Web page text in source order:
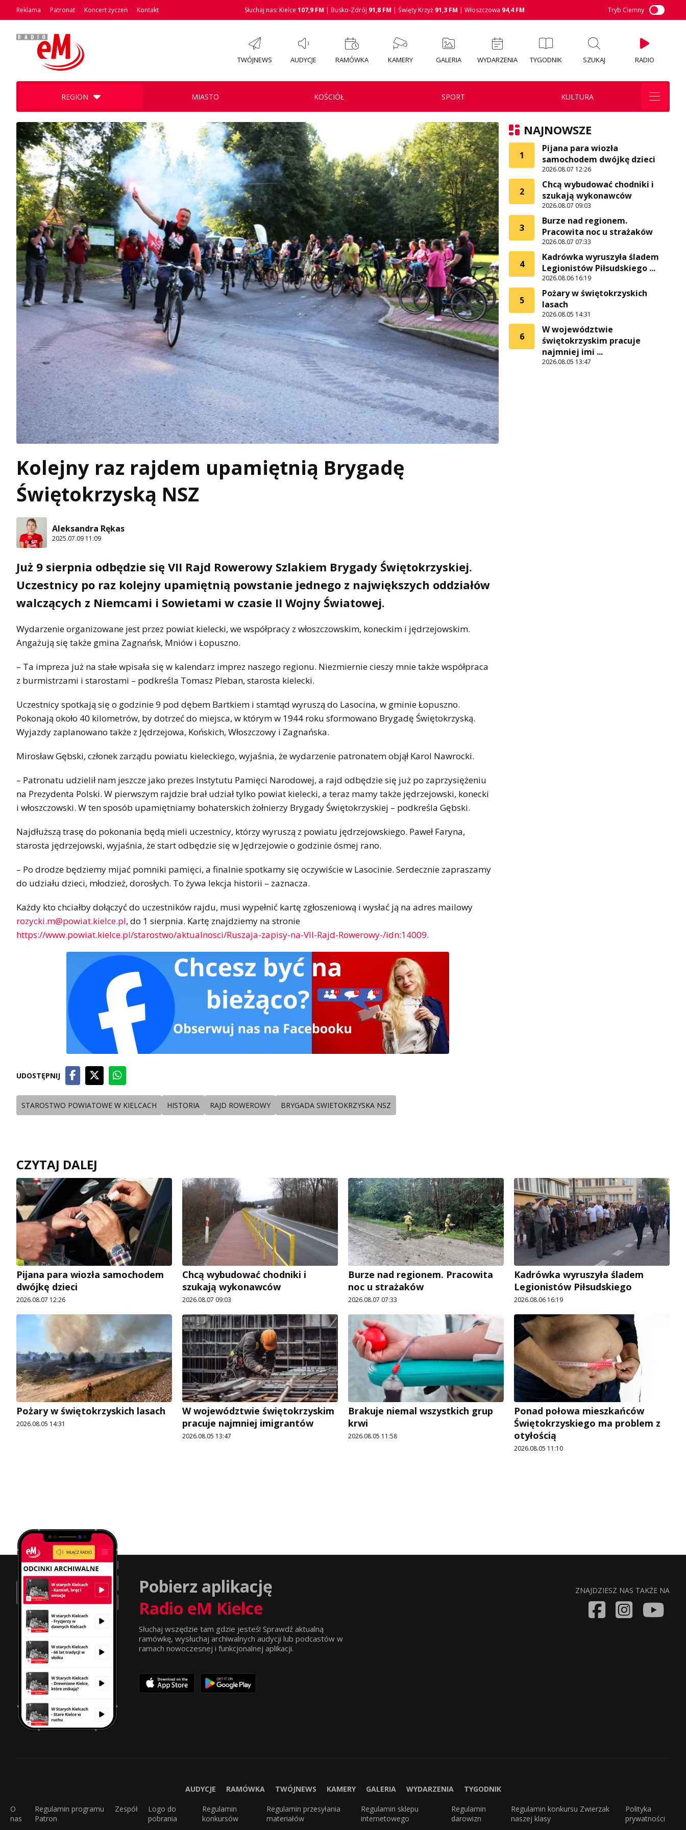
Reklama Patronat Koncert życzeń Kontakt Słuchaj nas: Kielce 107,9 FM | Busko-Zdrój 91,8 FM | Święty Krzyż 91,3 FM | Włoszczowa 94,4 FM Tryb Ciemny
TWÓJNEWS AUDYCJE RAMÓWKA KAMERY GALERIA WYDARZENIA TYGODNIK SZUKAJ RADIO
REGION MIASTO KOŚCIÓŁ SPORT KULTURA
Kolejny raz rajdem upamiętnią Brygadę
Świętokrzyską NSZ
Aleksandra Rękas
2025.07.09 11:09
Już 9 sierpnia odbędzie się VII Rajd Rowerowy Szlakiem Brygady Świętokrzyskiej.
Uczestnicy po raz kolejny upamiętnią powstanie jednego z największych oddziałów
walczących z Niemcami i Sowietami w czasie II Wojny Światowej.
Wydarzenie organizowane jest przez powiat kielecki, we współpracy z włoszczowskim, koneckim i jędrzejowskim.
Angażują się także gmina Zagnańsk, Mniów i Łopuszno.
– Ta impreza już na stałe wpisała się w kalendarz imprez naszego regionu. Niezmiernie cieszy mnie także współpraca
z burmistrzami i starostami – podkreśla Tomasz Pleban, starosta kielecki.
Uczestnicy spotkają się o godzinie 9 pod dębem Bartkiem i stamtąd wyruszą do Lasocina, w gminie Łopuszno.
Pokonają około 40 kilometrów, by dotrzeć do miejsca, w którym w 1944 roku sformowano Brygadę Świętokrzyską.
Wyjazdy zaplanowano także z Jędrzejowa, Końskich, Włoszczowy i Zagnańska.
Mirosław Gębski, członek zarządu powiatu kieleckiego, wyjaśnia, że wydarzenie patronatem objął Karol Nawrocki.
– Patronatu udzielił nam jeszcze jako prezes Instytutu Pamięci Narodowej, a rajd odbędzie się już po zaprzysiężeniu
na Prezydenta Polski. W pierwszym rajdzie brał udział tylko powiat kielecki, a teraz mamy także jędrzejowski, konecki
i włoszczowski. W ten sposób upamiętniamy bohaterskich żołnierzy Brygady Świętokrzyskiej – podkreśla Gębski.
Najdłuższą trasę do pokonania będą mieli uczestnicy, którzy wyruszą z powiatu jędrzejowskiego. Paweł Faryna,
starosta jędrzejowski, wyjaśnia, że start odbędzie się w Jędrzejowie o godzinie ósmej rano.
– Po drodze będziemy mijać pomniki pamięci, a finalnie spotkamy się oczywiście w Lasocinie. Serdecznie zapraszamy
do udziału dzieci, młodzież, dorosłych. To żywa lekcja historii – zaznacza.
Każdy kto chciałby dołączyć do uczestników rajdu, musi wypełnić kartę zgłoszeniową i wysłać ją na adres mailowy
rozycki.m@powiat.kielce.pl, do 1 sierpnia. Kartę znajdziemy na stronie
https://www.powiat.kielce.pl/starostwo/aktualnosci/Ruszaja-zapisy-na-VII-Rajd-Rowerowy-/idn:14009.
UDOSTĘPNIJ
STAROSTWO POWIATOWE W KIELCACH HISTORIA RAJD ROWEROWY BRYGADA SWIETOKRZYSKA NSZ
NAJNOWSZE
1
Pijana para wiozła
samochodem dwójkę dzieci
2026.08.07 12:26
2
Chcą wybudować chodniki i
szukają wykonawców
2026.08.07 09:03
3
Burze nad regionem.
Pracowita noc u strażaków
2026.08.07 07:33
4
Kadrówka wyruszyła śladem
Legionistów Piłsudskiego ...
2026.08.06 16:19
5
Pożary w świętokrzyskich
lasach
2026.08.05 14:31
6
W województwie
świętokrzyskim pracuje
najmniej imi ...
2026.08.05 13:47
CZYTAJ DALEJ
Pijana para wiozła samochodem
dwójkę dzieci
2026.08.07 12:26
Chcą wybudować chodniki i
szukają wykonawców
2026.08.07 09:03
Burze nad regionem. Pracowita
noc u strażaków
2026.08.07 07:33
Kadrówka wyruszyła śladem
Legionistów Piłsudskiego
2026.08.06 16:19
Pożary w świętokrzyskich lasach
2026.08.05 14:31
W województwie świętokrzyskim
pracuje najmniej imigrantów
2026.08.05 13:47
Brakuje niemal wszystkich grup
krwi
2026.08.05 11:58
Ponad połowa mieszkańców
Świętokrzyskiego ma problem z
otyłością
2026.08.05 11:10
Pobierz aplikację
Radio eM Kielce
Słuchaj wszędzie tam gdzie jesteś! Sprawdź aktualną
ramówkę, wysłuchaj archiwalnych audycji lub podcastów w
ramach nowoczesnej i funkcjonalnej aplikacji.
ZNAJDZIESZ NAS TAKŻE NA
AUDYCJE RAMÓWKA TWÓJNEWS KAMERY GALERIA WYDARZENIA TYGODNIK
O
nas
Regulamin programu
Patron
Zespół
Logo do
pobrania
Regulamin
konkursów
Regulamin przesyłania
materiałów
Regulamin sklepu
internetowego
Regulamin
darowizn
Regulamin konkursu Zwierzak
naszej klasy
Polityka
prywatności